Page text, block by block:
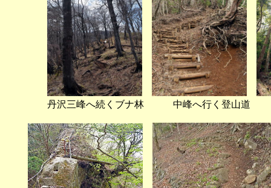
丹沢三峰へ続くブナ林 中峰へ行く登山